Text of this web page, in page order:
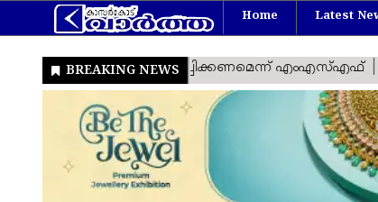
Home Latest